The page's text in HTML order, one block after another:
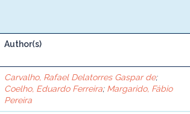
Author(s)
Carvalho, Rafael Delatorres Gaspar de;
Coelho, Eduardo Ferreira; Margarido, Fábio
Pereira